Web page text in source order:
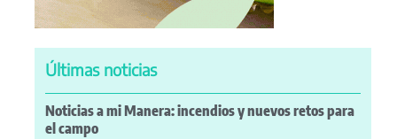
Últimas noticias
Noticias a mi Manera: incendios y nuevos retos para
el campo